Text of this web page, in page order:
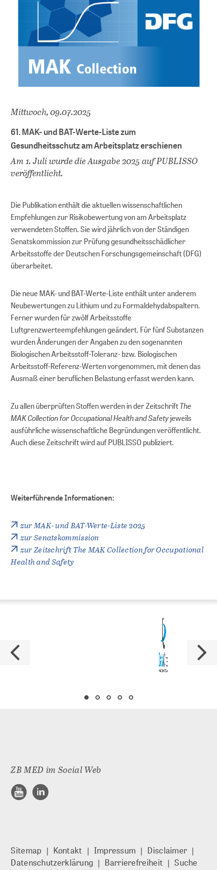
Policy Serien
MAK Collection
Forschungsdaten
Repositorien
Fachrepositorium Lebenswissenschaften
BERATEN
Leitfäden
Workshops
Online-Seminare
Persönliche Beratung
Planen
Archivieren
Suchen und nutzen
Strategische Langzeitarchivierung an
Über uns
Über GMS
Vorträge und Workshops
Mittwoch, 09.07.2025
61. MAK- und BAT-Werte-Liste zum
Gesundheitsschutz am Arbeitsplatz erschienen
Am 1. Juli wurde die Ausgabe 2025 auf PUBLISSO
veröffentlicht.
Die Publikation enthält die aktuellen wissenschaftlichen
Empfehlungen zur Risikobewertung von am Arbeitsplatz
verwendeten Stoffen. Sie wird jährlich von der Ständigen
Senatskommission zur Prüfung gesundheitsschädlicher
Arbeitsstoffe der Deutschen Forschungsgemeinschaft (DFG)
überarbeitet.
Die neue MAK- und BAT-Werte-Liste enthält unter anderem
Neubewertungen zu Lithium und zu Formaldehydabspaltern.
Ferner wurden für zwölf Arbeitsstoffe
Luftgrenzwerteempfehlungen geändert. Für fünf Substanzen
wurden Änderungen der Angaben zu den sogenannten
Biologischen Arbeitsstoff-Toleranz- bzw. Biologischen
Arbeitsstoff-Referenz-Werten vorgenommen, mit denen das
Ausmaß einer beruflichen Belastung erfasst werden kann.
Zu allen überprüften Stoffen werden in der ZeitschriftThe
MAK Collection for Occupational Health and Safetyjeweils
ausführliche wissenschaftliche Begründungen veröffentlicht.
Auch diese Zeitschrift wird auf PUBLISSO publiziert.
Weiterführende Informationen:
zur MAK- und BAT-Werte-Liste 2025
zur Senatskommission
zur Zeitschrift The MAK Collection for Occupational
Health and Safety
ZB MED im Social Web
Sitemap Kontakt Impressum
Disclaimer
Datenschutzerklärung
Barrierefreiheit Suche